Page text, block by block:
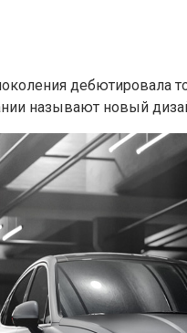
дебютировала
называют новый